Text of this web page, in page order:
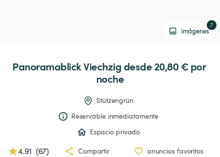
imágenes
7
PanoramablickViechzig desde 20,80 € por
noche
Stützengrün
Reservable inmediatamente
Espacio privado
4.91 (67) Compartir anuncios favoritos